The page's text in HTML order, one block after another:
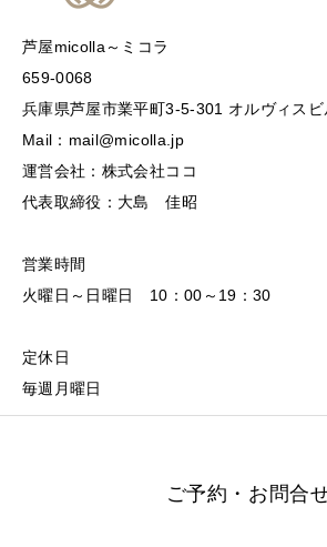
芦屋micolla～ミコラ
659-0068
兵庫県芦屋市業平町3-5-301 オルヴィスビ
Mail：mail@micolla.jp
運営会社：株式会社ココ
代表取締役：大島 佳昭
営業時間
火曜日～日曜日 10：00～19：30
定休日
毎週月曜日
ご予約・お問合